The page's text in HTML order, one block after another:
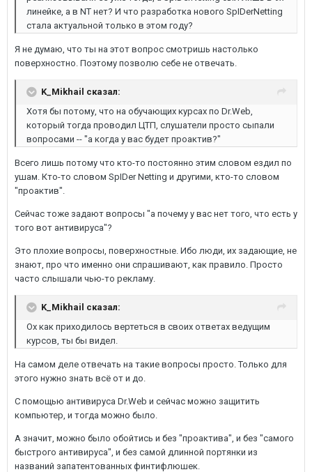
линейке, а в NT нет? И что разработка нового SpIDerNetting
стала актуальной только в этом году?
Я не думаю, что ты на этот вопрос смотришь настолько
поверхностно. Поэтому позволю себе не отвечать.
K_Mikhail сказал:
Хотя бы потому, что на обучающих курсах по Dr.Web,
который тогда проводил ЦТП, слушатели просто сыпали
вопросами -- "а когда у вас будет проактив?"
Всего лишь потому что кто-то постоянно этим словом ездил по
ушам. Кто-то словом SpIDer Netting и другими, кто-то словом
"проактив".
Сейчас тоже задают вопросы "а почему у вас нет того, что есть у
того вот антивируса"?
Это плохие вопросы, поверхностные. Ибо люди, их задающие, не
знают, про что именно они спрашивают, как правило. Просто
часто слышали чью-то рекламу.
K_Mikhail сказал:
Ох как приходилось вертеться в своих ответах ведущим
курсов, ты бы видел.
На самом деле отвечать на такие вопросы просто. Только для
этого нужно знать всё от и до.
С помощью антивируса Dr.Web и сейчас можно защитить
компьютер, и тогда можно было.
А значит, можно было обойтись и без "проактива", и без "самого
быстрого антивируса", и без самой длинной портянки из
названий запатентованных финтифлюшек.